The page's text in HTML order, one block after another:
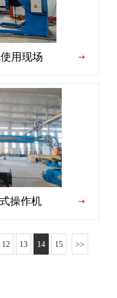
用现场
操作机
12 13 14 15